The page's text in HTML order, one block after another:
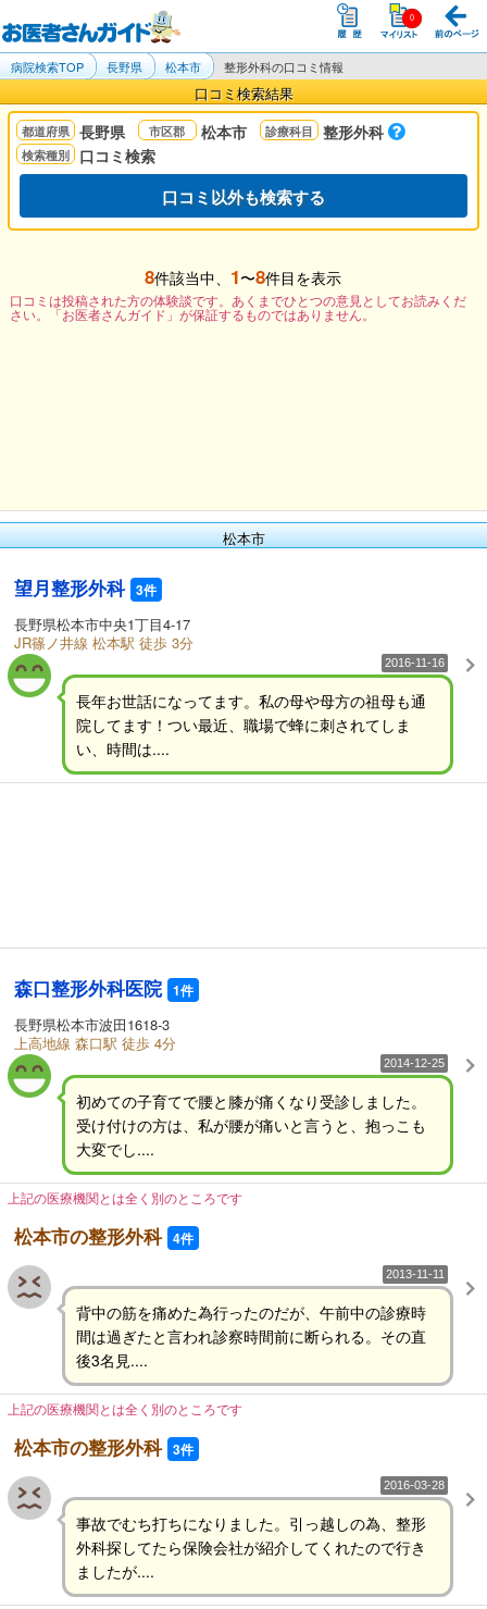
病院検索TOP 長野県 松本市 整形外科の口コミ情報
口コミ検索結果
長野県 松本市
整形外科
口コミ検索
口コミ以外も検索する
8件該当中、 1〜8件目を表示
口コミは投稿された方の体験談です。あくまでひとつの意見としてお読みくだ
さい。「お医者さんガイド」が保証するものではありません。
松本市
望月整形外科 3件
長野県松本市中央1丁目4-17
JR篠ノ井線 松本駅 徒歩 3分
2016-11-16
長年お世話になってます。私の母や母方の祖母も通
院してます！つい最近、職場で蜂に刺されてしま
い、時間は....
森口整形外科医院 1件
長野県松本市波田1618-3
上高地線 森口駅 徒歩 4分
2014-12-25
初めての子育てで腰と膝が痛くなり受診しました。
受け付けの方は、私が腰が痛いと言うと、抱っこも
大変でし....
上記の医療機関とは全く別のところです
松本市の整形外科 4件
2013-11-11
背中の筋を痛めた為行ったのだが、午前中の診療時
間は過ぎたと言われ診察時間前に断られる。その直
後3名見....
上記の医療機関とは全く別のところです
松本市の整形外科 3件
2016-03-28
事故でむち打ちになりました。引っ越しの為、整形
外科探してたら保険会社が紹介してくれたので行き
ましたが....